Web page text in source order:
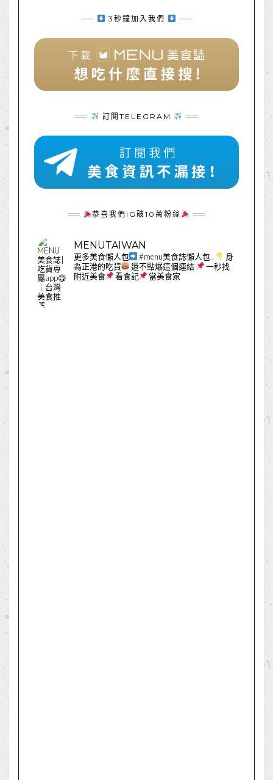
3秒鐘加入我們
訂閱TELEGRAM
恭喜我們IG破10萬粉絲
MENUTAIWAN
更多美食懶人包 #menu美食誌懶人包 .
身
為正港的吃貨
還不點爆這個連結
一秒找
附近美食
看食記 當美食家